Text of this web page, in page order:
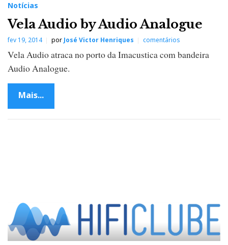
Notícias
Vela Audio by Audio Analogue
fev 19, 2014 por José Victor Henriques comentários
Vela Audio atraca no porto da Imacustica com bandeira
Audio Analogue.
Mais...